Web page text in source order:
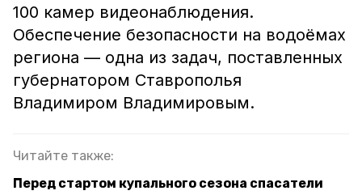
100 камер видеонаблюдения.
Обеспечение безопасности на водоёмах
региона — одна из задач, поставленных
губернатором Ставрополья
Владимиром Владимировым.
Читайте также:
Перед стартом купального сезона спасатели